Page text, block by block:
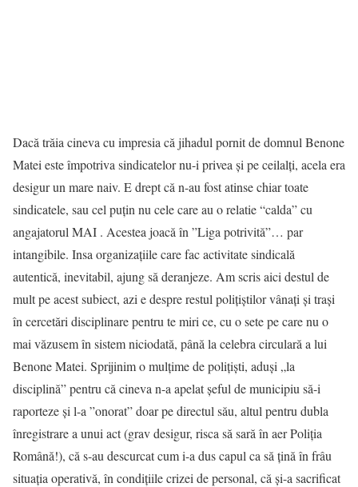
Dacă trăia cineva cu impresia că jihadul pornit de domnul Benone
Matei este împotriva sindicatelor nu-i privea și pe ceilalți, acela era
desigur un mare naiv. E drept că n-au fost atinse chiar toate
sindicatele, sau cel puțin nu cele care au o relatie “calda” cu
angajatorul MAI . Acestea joacă în ”Liga potrivită”… par
intangibile. Insa organizațiile care fac activitate sindicală
autentică, inevitabil, ajung să deranjeze. Am scris aici destul de
mult pe acest subiect, azi e despre restul polițiștilor vânați și trași
în cercetări disciplinare pentru te miri ce, cu o sete pe care nu o
mai văzusem în sistem niciodată, până la celebra circulară a lui
Benone Matei. Sprijinim o mulțime de polițiști, aduși „la
disciplină” pentru că cineva n-a apelat șeful de municipiu să-i
raporteze și l-a ”onorat” doar pe directul său, altul pentru dubla
înregistrare a unui act (grav desigur, risca să sară în aer Poliția
Română!), că s-au descurcat cum i-a dus capul ca să țină în frâu
situația operativă, în condițiile crizei de personal, că și-a sacrificat